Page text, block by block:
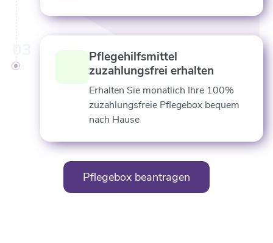
03
Pflegehilfsmittel
zuzahlungsfrei erhalten
Erhalten Sie monatlich Ihre 100%
zuzahlungsfreie Pflegebox bequem
nach Hause
Pflegebox beantragen